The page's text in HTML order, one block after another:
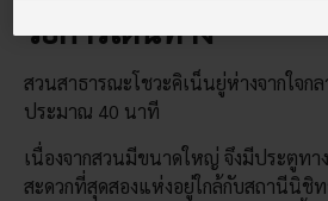
วิธีการเดินทาง
สวนสาธารณะโชวะคิเน็นยู่ห่างจากใจกล
ประมาณ 40 นาที
เนื่องจากสวนมีขนาดใหญ่ จึงมีประตูท
สะดวกที่สุดสองแห่งอยู่ใกล้กับสถานีนิชิ